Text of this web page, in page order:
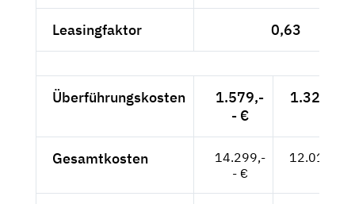
Leasingfaktor 0,63
Überführungskosten
1.579,-
- €
1.326,89
Gesamtkosten
14.299,-
- €
12.015,97